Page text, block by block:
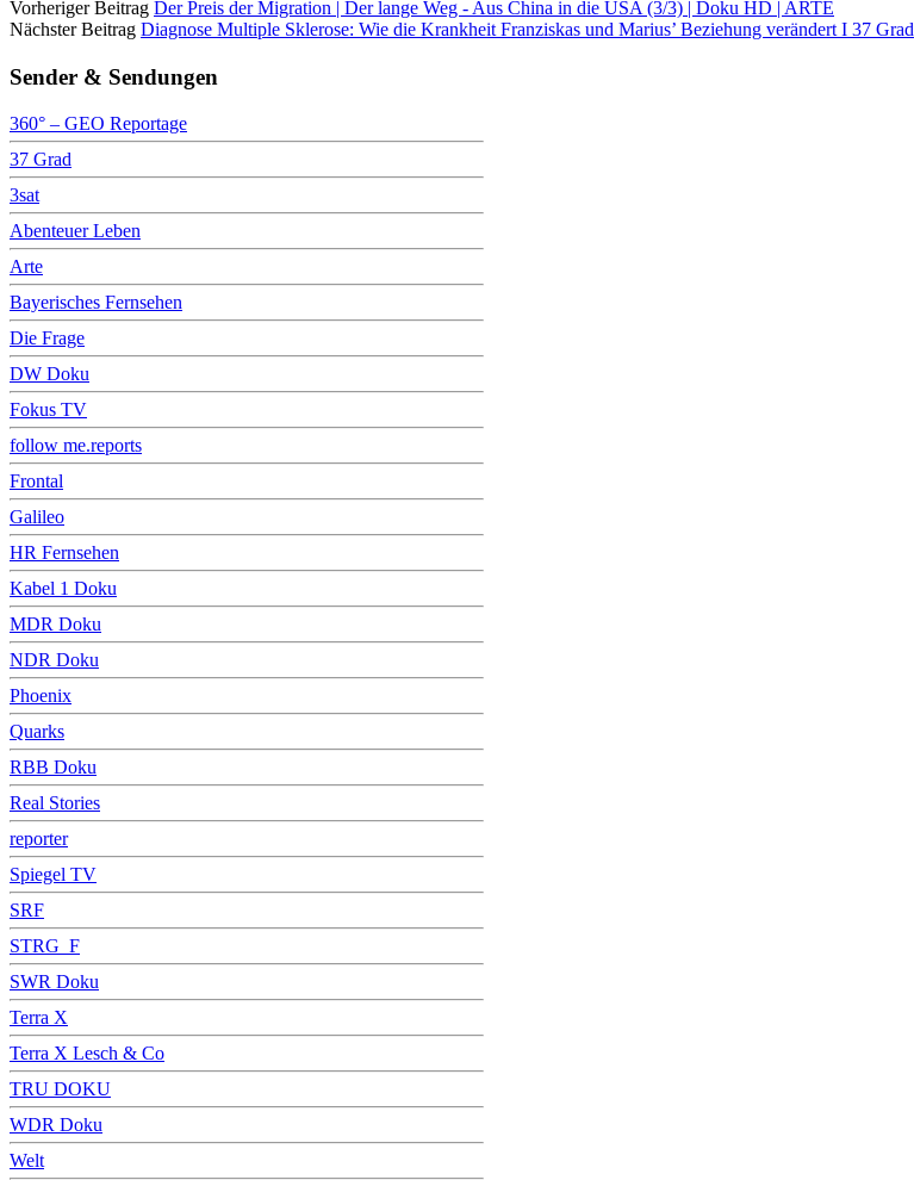
Vorheriger Beitrag Der Preis der Migration | Der lange Weg - Aus China in die USA (3/3) | Doku HD | ARTE
Nächster Beitrag Diagnose Multiple Sklerose: Wie die Krankheit Franziskas und Marius’ Beziehung verändert I 37 Grad
Sender & Sendungen
360° – GEO Reportage
37 Grad
3sat
Abenteuer Leben
Arte
Bayerisches Fernsehen
Die Frage
DW Doku
Fokus TV
follow me.reports
Frontal
Galileo
HR Fernsehen
Kabel 1 Doku
MDR Doku
NDR Doku
Phoenix
Quarks
RBB Doku
Real Stories
reporter
Spiegel TV
SRF
STRG_F
SWR Doku
Terra X
Terra X Lesch & Co
TRU DOKU
WDR Doku
Welt